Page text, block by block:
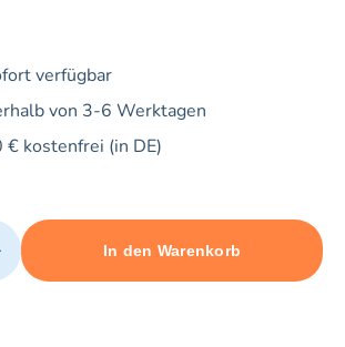
verfügbar
von 3-6 Werktagen
€ kostenfrei (in DE)
1 Maximum quantity: 3
In den Warenkorb